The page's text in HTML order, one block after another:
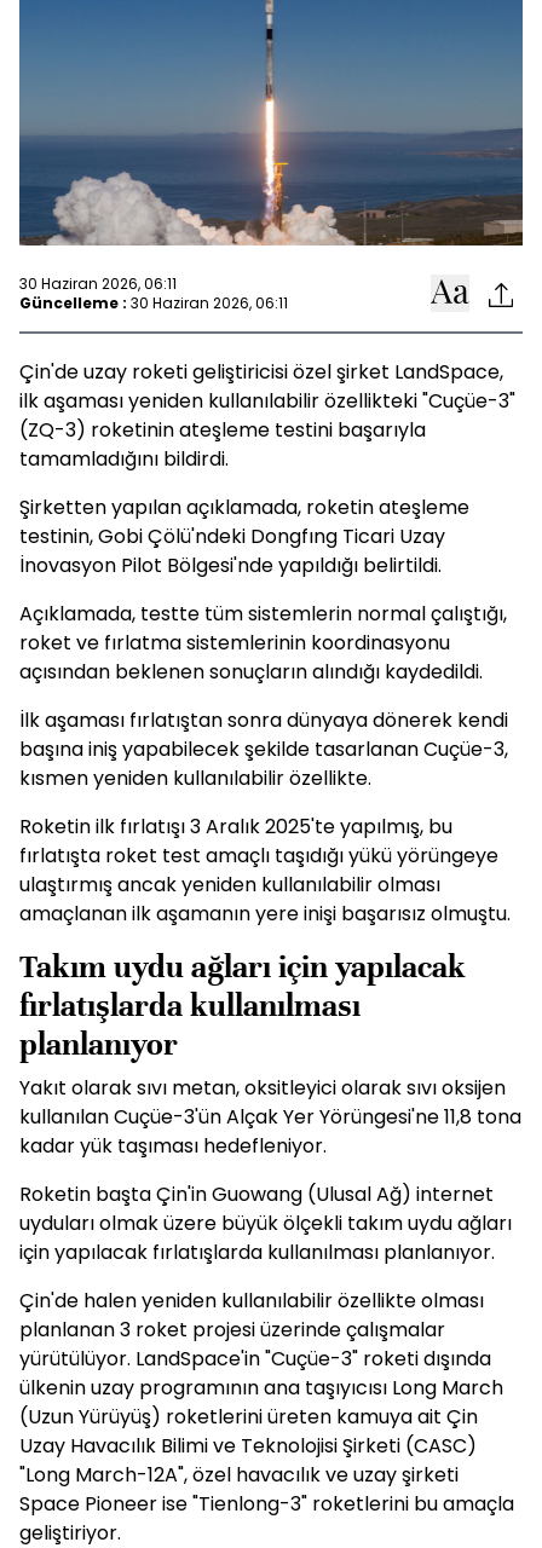
30 Haziran 2026, 06:11
Güncelleme : 30 Haziran 2026, 06:11
Çin'de uzay roketi geliştiricisi özel şirket LandSpace,
ilk aşaması yeniden kullanılabilir özellikteki "Cuçüe-3"
(ZQ-3) roketinin ateşleme testini başarıyla
tamamladığını bildirdi.
Şirketten yapılan açıklamada, roketin ateşleme
testinin, Gobi Çölü'ndeki Dongfıng Ticari Uzay
İnovasyon Pilot Bölgesi'nde yapıldığı belirtildi.
Açıklamada, testte tüm sistemlerin normal çalıştığı,
roket ve fırlatma sistemlerinin koordinasyonu
açısından beklenen sonuçların alındığı kaydedildi.
İlk aşaması fırlatıştan sonra dünyaya dönerek kendi
başına iniş yapabilecek şekilde tasarlanan Cuçüe-3,
kısmen yeniden kullanılabilir özellikte.
Roketin ilk fırlatışı 3 Aralık 2025'te yapılmış, bu
fırlatışta roket test amaçlı taşıdığı yükü yörüngeye
ulaştırmış ancak yeniden kullanılabilir olması
amaçlanan ilk aşamanın yere inişi başarısız olmuştu.
Takım uydu ağları için yapılacak
fırlatışlarda kullanılması
planlanıyor
Yakıt olarak sıvı metan, oksitleyici olarak sıvı oksijen
kullanılan Cuçüe-3'ün Alçak Yer Yörüngesi'ne 11,8 tona
kadar yük taşıması hedefleniyor.
Roketin başta Çin'in Guowang (Ulusal Ağ) internet
uyduları olmak üzere büyük ölçekli takım uydu ağları
için yapılacak fırlatışlarda kullanılması planlanıyor.
Çin'de halen yeniden kullanılabilir özellikte olması
planlanan 3 roket projesi üzerinde çalışmalar
yürütülüyor. LandSpace'in "Cuçüe-3" roketi dışında
ülkenin uzay programının ana taşıyıcısı Long March
(Uzun Yürüyüş) roketlerini üreten kamuya ait Çin
Uzay Havacılık Bilimi ve Teknolojisi Şirketi (CASC)
"Long March-12A", özel havacılık ve uzay şirketi
Space Pioneer ise "Tienlong-3" roketlerini bu amaçla
geliştiriyor.